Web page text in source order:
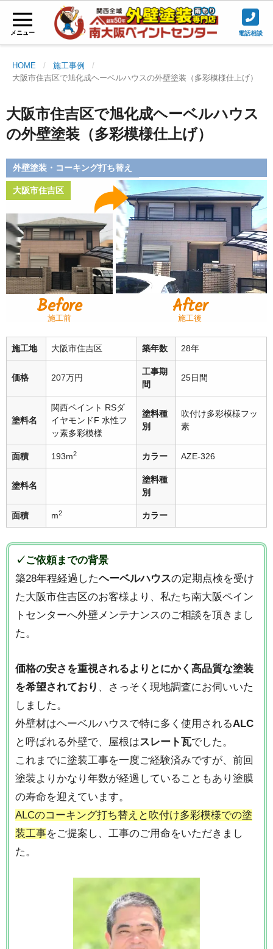
メニュー 電話相談
HOME
施工事例
大阪市住吉区で旭化成ヘーベルハウスの外壁塗装（多彩模様仕上げ）
大阪市住吉区で旭化成ヘーベルハウス
の外壁塗装（多彩模様仕上げ）
外壁塗装・コーキング打ち替え
大阪市住吉区
Before
施工前 After
施工後
施工地 大阪市住吉区 築年数 28年
価格 207万円
工事期
間
25日間
塗料名
関西ペイント RSダ
イヤモンドF 水性フ
ッ素多彩模様
塗料種
別
吹付け多彩模様フッ
素
面積 193m2 カラー AZE-326
塗料名
塗料種
別
面積 m2 カラー
✓ご依頼までの背景
築28年程経過したヘーベルハウスの定期点検を受け
た大阪市住吉区のお客様より、私たち南大阪ペイン
トセンターへ外壁メンテナンスのご相談を頂きまし
た。
価格の安さを重視されるよりとにかく高品質な塗装
を希望されており 、さっそく現地調査にお伺いいた
しました。
外壁材はヘーベルハウスで特に多く使用されるALC
と呼ばれる外壁で、屋根はスレート瓦でした。
これまでに塗装工事を一度ご経験済みですが、前回
塗装よりかなり年数が経過していることもあり塗膜
の寿命を迎えています。
ALCのコーキング打ち替えと吹付け多彩模様での塗
装工事をご提案し、工事のご用命をいただきまし
た。